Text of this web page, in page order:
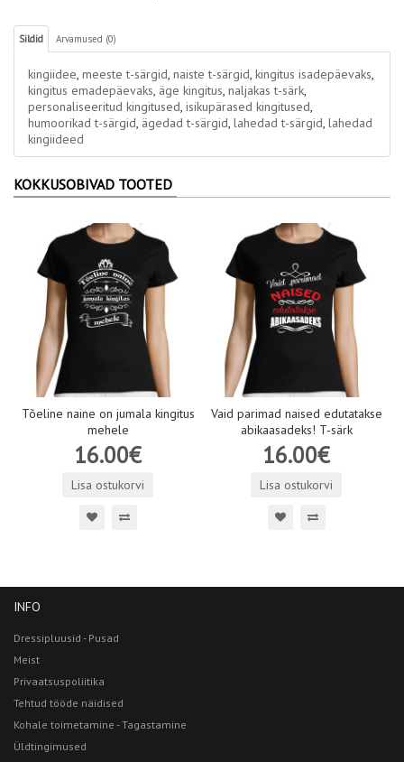
Sildid Arvamused (0)
kingiidee, meeste t-särgid, naiste t-särgid, kingitus isadepäevaks,
kingitus emadepäevaks, äge kingitus, naljakas t-särk,
personaliseeritud kingitused, isikupärased kingitused,
humoorikad t-särgid, ägedad t-särgid, lahedad t-särgid, lahedad
kingiideed
KOKKUSOBIVAD TOOTED
Tõeline naine on jumala kingitus
mehele
16.00€
Lisa ostukorvi
Vaid parimad naised edutatakse
abikaasadeks! T-särk
16.00€
Lisa ostukorvi
INFO
Dressipluusid - Pusad
Meist
Privaatsuspoliitika
Tehtud tööde näidised
Kohale toimetamine - Tagastamine
Üldtingimused